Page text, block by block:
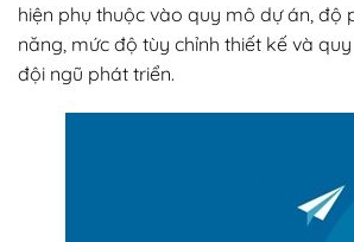
hiện phụ thuộc vào quy mô dự án, độ
năng, mức độ tùy chỉnh thiết kế và
đội ngũ phát triển.